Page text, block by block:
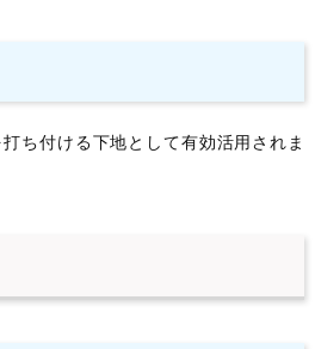
ち付ける下地として有効活用されま